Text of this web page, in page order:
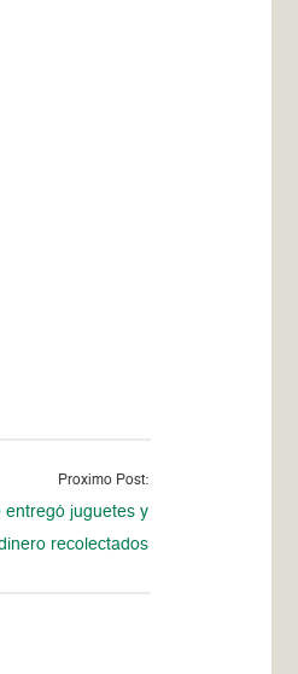
Proximo Post:
entregó juguetes y
recolectados